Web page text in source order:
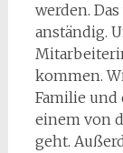
werden.
anständig.
kommen.
Familie und
einem von
geht.